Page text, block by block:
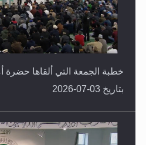
خطبة الجمعة التي ألقاها حضرة
بتاريخ 03-07-2026